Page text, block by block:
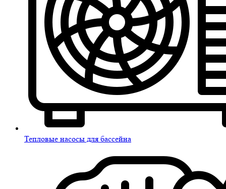
Тепловые насосы для бассейна